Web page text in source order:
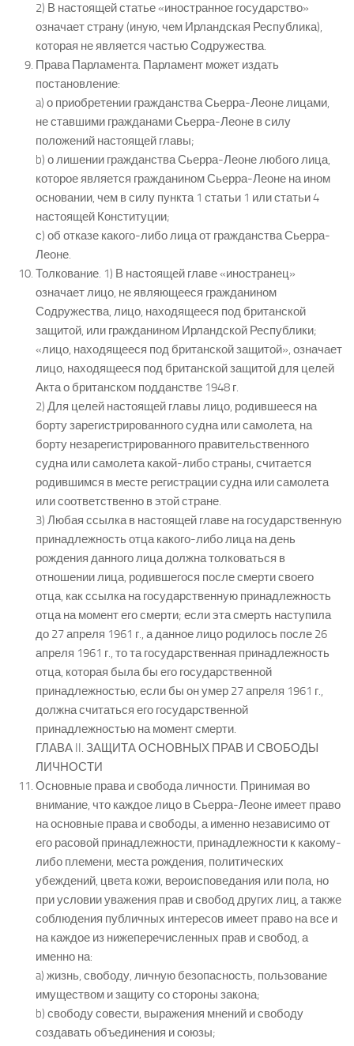
2) В настоящей статье «иностранное государство»
означает страну (иную, чем Ирландская Республика),
которая не является частью Содружества.
Права Парламента. Парламент может издать
постановление:
a) о приобретении гражданства Сьерра-Леоне лицами,
не ставшими гражданами Сьерра-Леоне в силу
положений настоящей главы;
b) о лишении гражданства Сьерра-Леоне любого лица,
которое является гражданином Сьерра-Леоне на ином
основании, чем в силу пункта 1 статьи 1 или статьи 4
настоящей Конституции;
с) об отказе какого-либо лица от гражданства Сьерра-
Леоне.
Толкование. 1) В настоящей главе «иностранец»
означает лицо, не являющееся гражданином
Содружества, лицо, находящееся под британской
защитой, или гражданином Ирландской Республики;
«лицо, находящееся под британской защитой», означает
лицо, находящееся под британской защитой для целей
Акта о британском подданстве 1948 г.
2) Для целей настоящей главы лицо, родившееся на
борту зарегистрированного судна или самолета, на
борту незарегистрированного правительственного
судна или самолета какой-либо страны, считается
родившимся в месте регистрации судна или самолета
или соответственно в этой стране.
3) Любая ссылка в настоящей главе на государственную
принадлежность отца какого-либо лица на день
рождения данного лица должна толковаться в
отношении лица, родившегося после смерти своего
отца, как ссылка на государственную принадлежность
отца на момент его смерти; если эта смерть наступила
до 27 апреля 1961 г., а данное лицо родилось после 26
апреля 1961 г., то та государственная принадлежность
отца, которая была бы его государственной
принадлежностью, если бы он умер 27 апреля 1961 г.,
должна считаться его государственной
принадлежностью на момент смерти.
ГЛАВА II. ЗАЩИТА ОСНОВНЫХ ПРАВ И СВОБОДЫ
ЛИЧНОСТИ
Основные права и свобода личности. Принимая во
внимание, что каждое лицо в Сьерра-Леоне имеет право
на основные права и свободы, а именно независимо от
его расовой принадлежности, принадлежности к какому-
либо племени, места рождения, политических
убеждений, цвета кожи, вероисповедания или пола, но
при условии уважения прав и свобод других лиц, а также
соблюдения публичных интересов имеет право на все и
на каждое из нижеперечисленных прав и свобод, а
именно на:
a) жизнь, свободу, личную безопасность, пользование
имуществом и защиту со стороны закона;
b) свободу совести, выражения мнений и свободу
создавать объединения и союзы;